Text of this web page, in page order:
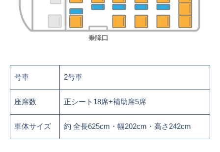
号車 2号車
座席数 正シート18席+補助席5席
車体サイズ 約 全長625cm・幅202cm・高さ242cm